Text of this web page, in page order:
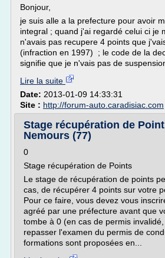
Bonjour,
je suis alle a la prefecture pour avoir
integral ; quand j'ai regardé celui ci je
n'avais pas recupere 4 points que
(infraction en 1997) ; le code de la
signifie que je n'vais pas de
Lire la suite
Date: 2013-01-09 14:33:31
Site : http://forum-auto.caradisiac.com
Stage récupération de
Nemours (77)
0
Stage récupération de Points
Le stage de récupération de points
cas, de récupérer 4 points sur votre
Pour ce faire, vous devez vous
agréé par une préfecture avant que
tombe à 0 (en cas de permis
repasser l'examen du permis de
formations sont proposées en...